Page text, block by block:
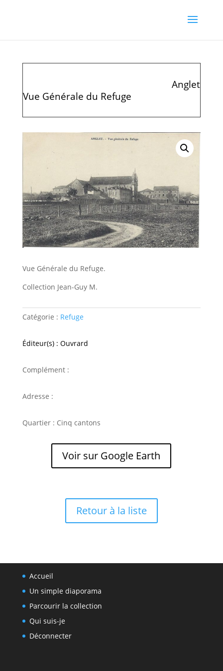
Anglet
Vue Générale du Refuge
Vue Générale du Refuge.
Collection Jean-Guy M.
Catégorie : Refuge
Éditeur(s) : Ouvrard
Complément :
Adresse :
Quartier : Cinq cantons
Voir sur Google Earth
Retour à la liste
Accueil
Un simple diaporama
Parcourir la collection
Qui suis-je
Déconnecter